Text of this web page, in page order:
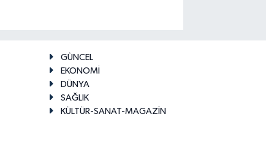
GÜNCEL
EKONOMİ
DÜNYA
SAĞLIK
KÜLTÜR-SANAT-MAGAZİN